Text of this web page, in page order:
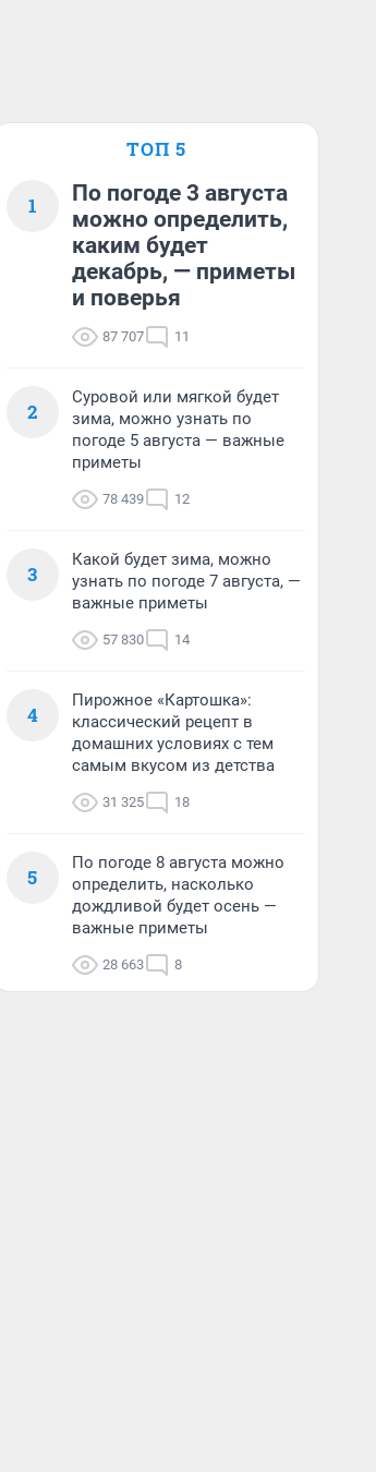
ТОП 5
1
По погоде 3 августа
можно определить,
каким будет
декабрь, — приметы
и поверья
87 707 11
2
Суровой или мягкой будет
зима, можно узнать по
погоде 5 августа — важные
приметы
78 439 12
3
Какой будет зима, можно
узнать по погоде 7 августа, —
важные приметы
57 830 14
4
Пирожное «Картошка»:
классический рецепт в
домашних условиях с тем
самым вкусом из детства
31 325 18
5
По погоде 8 августа можно
определить, насколько
дождливой будет осень —
важные приметы
28 663 8